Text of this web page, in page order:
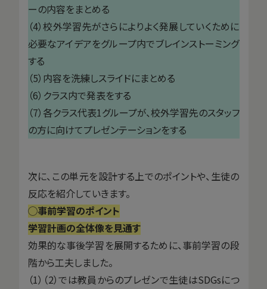
ーの内容をまとめる
（4）校外学習先がさらによりよく発展していくために
必要なアイデアをグループ内でブレインストーミング
する
（5）内容を洗練しスライドにまとめる
（6）クラス内で発表をする
（7）各クラス代表1グループが、校外学習先のスタッフ
の方に向けてプレゼンテーションをする
次に、この単元を設計する上でのポイントや、生徒の
反応を紹介していきます。
◯事前学習のポイント
学習計画の全体像を見通す
効果的な事後学習を展開するために、事前学習の段
階から工夫しました。
（1）（2）では教員からのプレゼンで生徒はSDGsにつ